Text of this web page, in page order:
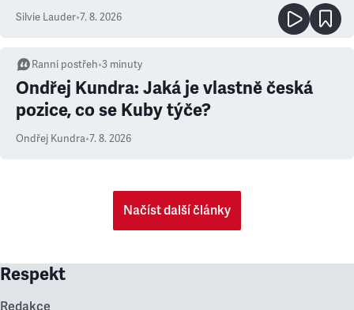
Silvie Lauder•7. 8. 2026
Ranní postřeh•3 minuty
Ondřej Kundra: Jaká je vlastně česká
pozice, co se Kuby týče?
Ondřej Kundra•7. 8. 2026
Načíst další články
Respekt
Redakce